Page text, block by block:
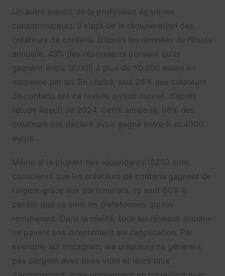
Un autre aspect de la profession égare les
consommateurs. Il s’agit de la rémunération des
créateurs de contenu. D’après les données de l’étude
annuelle, 43% des répondants pensent qu’ils
gagnent entre 10.000 à plus de 50.000 euros en
moyenne par an. En réalité, seul 25% des créateurs
de contenu ont ce revenu annuel moyen, d’après
l’étude Reech de 2024. Cette année-là, 66% des
créateurs ont déclaré avoir gagné entre 0 et 4000
euros.
Même si la plupart des répondants (82%) sont
conscients que les créateurs de contenu gagnent de
l’argent grâce aux partenariats, ils sont 60% à
penser que ce sont les plateformes qui les
rémunèrent. Dans la réalité, tous les réseaux sociaux
ne payent pas directement sur l’application. Par
exemple, sur Instagram, les créateurs ne génèrent
pas d’argent avec leurs vues et leurs taux